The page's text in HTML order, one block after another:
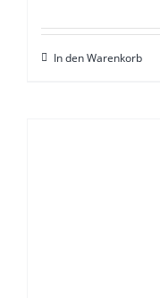
In den Warenkorb